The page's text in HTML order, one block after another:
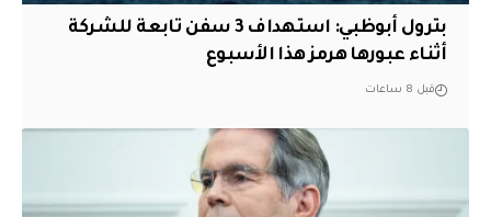
بترول أبوظبي: استهداف 3 سفن تابعة للشركة
أثناء عبورها هرمز هذا الأسبوع
قبل 8 ساعات